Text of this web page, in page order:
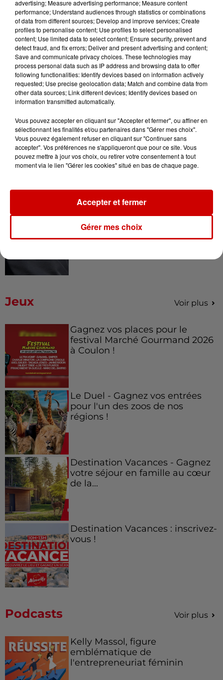
10h20
Incendies suspects en Deux-
Sèvres et en Maine-et-Loire : un
suspect...
8h49
Rennes : enquête ouverte après
un accident impliquant un
8 août 2026
Aide carburant pour les "grands
rouleurs" : le délai pour la...
8 août 2026
Royan : elle tente d’écraser son
ex-conjoint et dit regretter...
Jeux Voir plus
Gagnez vos places pour le
festival Marché Gourmand 2026
à Coulon !
Le Duel - Gagnez vos entrées
pour l'un des zoos de nos
régions !
Destination Vacances - Gagnez
votre séjour en famille au cœur
de la...
Destination Vacances : inscrivez-
vous !
Podcasts Voir plus
Kelly Massol, figure
emblématique de
l'entrepreneuriat féminin
advertising; Measure advertising performance; Measure content
performance; Understand audiences through statistics or combinations
of data from different sources; Develop and improve services; Create
profiles to personalise content; Use profiles to select personalised
content; Use limited data to select content; Ensure security, prevent and
detect fraud, and fix errors; Deliver and present advertising and content;
Save and communicate privacy choices. These technologies may
process personal data such as IP address and browsing data to offer
following functionalities: Identify devices based on information actively
requested; Use precise geolocation data; Match and combine data from
other data sources; Link different devices; Identify devices based on
information transmitted automatically.
Vous pouvez accepter en cliquant sur "Accepter et fermer", ou affiner en
sélectionnant les finalités et/ou partenaires dans "Gérer mes choix".
Vous pouvez également refuser en cliquant sur "Continuer sans
accepter". Vos préférences ne s'appliqueront que pour ce site. Vous
pouvez mettre à jour vos choix, ou retirer votre consentement à tout
moment via le lien "Gérer les cookies" situé en bas de chaque page.
Gérer mes choix
Accepter et fermer